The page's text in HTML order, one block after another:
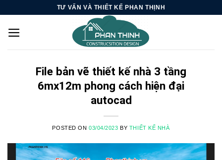
content
TƯ VẤN VÀ THIẾT KẾ PHAN THỊNH
File bản vẽ thiết kế nhà 3 tầng
6mx12m phong cách hiện đại
autocad
POSTED ON 03/04/2023 BY THIẾT KẾ NHÀ